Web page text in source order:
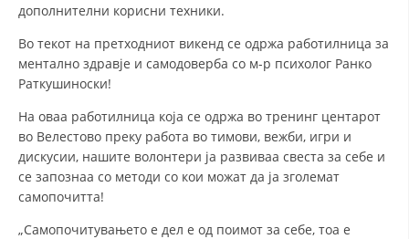
ПРОМОЦИЈА НА ХУМАНИ ВРЕДНОСТИ
УПОТРЕБА И ЗАШТИТА НА АМБЛЕМОТ
СОЦИЈАЛНО ХУМАНИТАРНА ДЕЈНОСТ
КАКО ДА ДОНИРАТЕ
ПОДГОТВЕНОСТ И ДЕЈСТВО ПРИ КАТАСТРОФИ
ПРОЕКТИ – ПОДГОТВЕНОСТ И ДЕЈСТВУВАЊЕ ПРИ КАТАСТРОФИ
дополнителни корисни техники.
Во текот на претходниот викенд се одржа работилница за
ментално здравје и самодоверба со м-р психолог Ранко
Раткушиноски!
На оваа работилница која се одржа во тренинг центарот
во Велестово преку работа во тимови, вежби, игри и
дискусии, нашите волонтери ја развиваа свеста за себе и
се запознаа со методи со кои можат да ја зголемат
самопочитта!
„Самопочитувањето е дел е од поимот за себе, тоа е